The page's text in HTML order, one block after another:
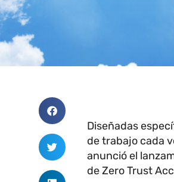
Diseñadas
de trabajo cada
anunció el
de Zero Trust